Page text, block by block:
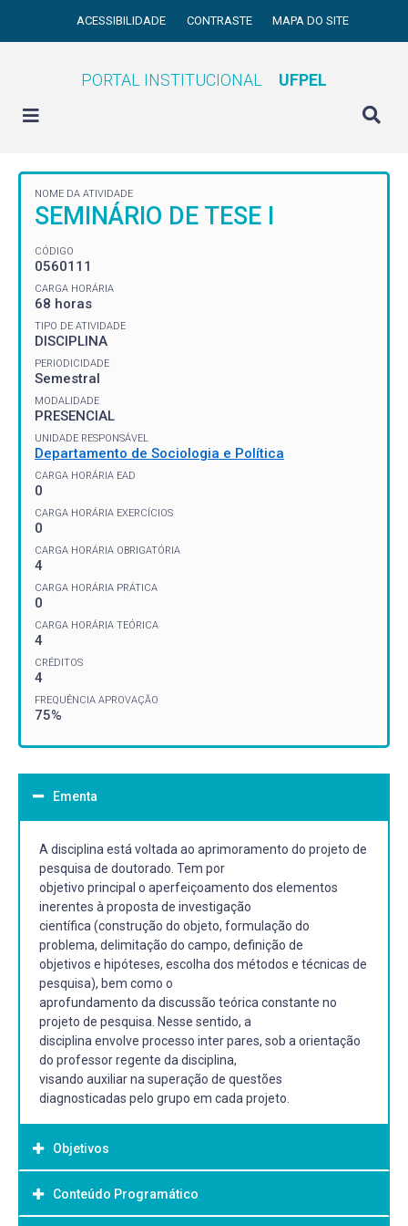
ACESSIBILIDADE CONTRASTE MAPA DO SITE
PORTAL INSTITUCIONAL UFPEL
NOME DA ATIVIDADE
SEMINÁRIO DE TESE I
CÓDIGO
0560111
CARGA HORÁRIA
68 horas
TIPO DE ATIVIDADE
DISCIPLINA
PERIODICIDADE
Semestral
MODALIDADE
PRESENCIAL
UNIDADE RESPONSÁVEL
Departamento de Sociologia e Política
CARGA HORÁRIA EAD
0
CARGA HORÁRIA EXERCÍCIOS
0
CARGA HORÁRIA OBRIGATÓRIA
4
CARGA HORÁRIA PRÁTICA
0
CARGA HORÁRIA TEÓRICA
4
CRÉDITOS
4
FREQUÊNCIA APROVAÇÃO
75%
Ementa
A disciplina está voltada ao aprimoramento do projeto de
pesquisa de doutorado. Tem por
objetivo principal o aperfeiçoamento dos elementos
inerentes à proposta de investigação
científica (construção do objeto, formulação do
problema, delimitação do campo, definição de
objetivos e hipóteses, escolha dos métodos e técnicas de
pesquisa), bem como o
aprofundamento da discussão teórica constante no
projeto de pesquisa. Nesse sentido, a
disciplina envolve processo inter pares, sob a orientação
do professor regente da disciplina,
visando auxiliar na superação de questões
diagnosticadas pelo grupo em cada projeto.
Objetivos
Objetivo Geral:
Conteúdo Programático